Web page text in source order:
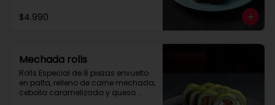
$4.990
Mechada rolls
Rolls Especial de 8 piezas envuelto
en palta, relleno de carne mechada,
cebolla caramelizada y queso